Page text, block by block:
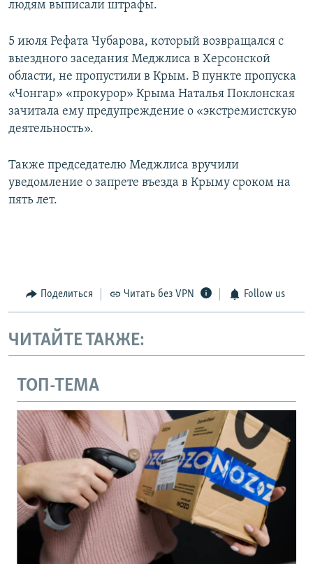
людям выписали штрафы.
5 июля Рефата Чубарова, который возвращался с
выездного заседания Меджлиса в Херсонской
области, не пропустили в Крым. В пункте пропуска
«Чонгар» «прокурор» Крыма Наталья Поклонская
зачитала ему предупреждение о «экстремистскую
деятельность».
Также председателю Меджлиса вручили
уведомление о запрете въезда в Крыму сроком на
пять лет.
Поделиться Читать без VPN Follow us
ЧИТАЙТЕ ТАКЖЕ:
ТОП-ТЕМА